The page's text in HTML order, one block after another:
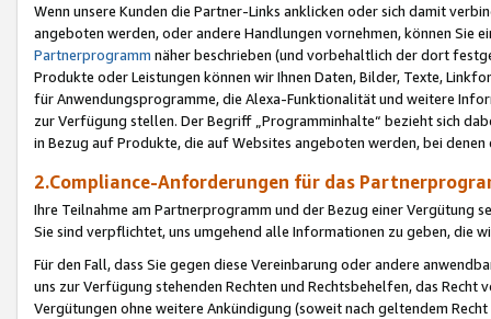
Wenn unsere Kunden die Partner-Links anklicken oder sich damit
angeboten werden, oder andere Handlungen vornehmen, können Sie
Partnerprogramm näher beschrieben (und vorbehaltlich der dort
Produkte oder Leistungen können wir Ihnen Daten, Bilder, Texte,
für Anwendungsprogramme, die Alexa-Funktionalität und weitere
zur Verfügung stellen. Der Begriff „Programminhalte“ bezieht sich
in Bezug auf Produkte, die auf Websites angeboten werden, bei
2.Compliance-Anforderungen für das
Ihre Teilnahme am Partnerprogramm und der Bezug einer Vergütung
Sie sind verpflichtet, uns umgehend alle Informationen zu geben, die
Für den Fall, dass Sie gegen diese Vereinbarung oder andere
uns zur Verfügung stehenden Rechten und Rechtsbehelfen, das
Vergütungen ohne weitere Ankündigung (soweit nach geltendem